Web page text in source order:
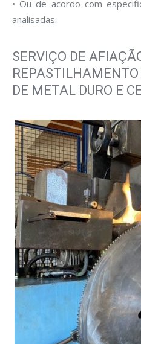
• Ou de acordo com
analisadas.
SERVIÇO DE
REPASTILHAMENTO
DE METAL DURO E